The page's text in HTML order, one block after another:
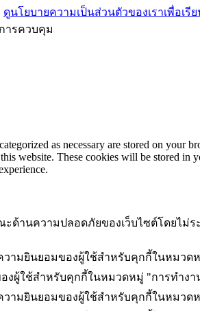
ดูนโยบายความเป็นส่วนตัวของเราเพื่อเรีย
ารควบคุม
as necessary are stored on your
website. These cookies will be stored in
ด้านความปลอดภัยของเว็บไซต์โดยไม่ร
ามยินยอมของผู้ใช้สำหรับคุกกี้ในหมวดห
งผู้ใช้สำหรับคุกกี้ในหมวดหมู่ "การทำงา
ามยินยอมของผู้ใช้สำหรับคุกกี้ในหมวด